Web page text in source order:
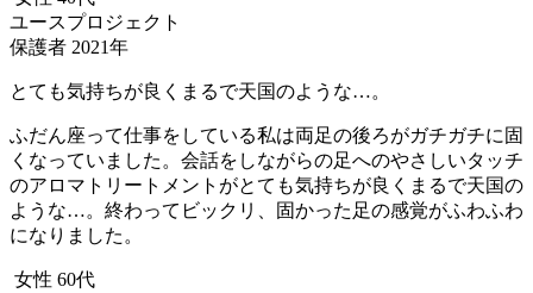
ユースプロジェクト
保護者 2021年
とても気持ちが良くまるで天国のような…。
ふだん座って仕事をしている私は両足の後ろがガチガチに固
くなっていました。会話をしながらの足へのやさしいタッチ
のアロマトリートメントがとても気持ちが良くまるで天国の
ような…。終わってビックリ、固かった足の感覚がふわふわ
になりました。
女性 60代